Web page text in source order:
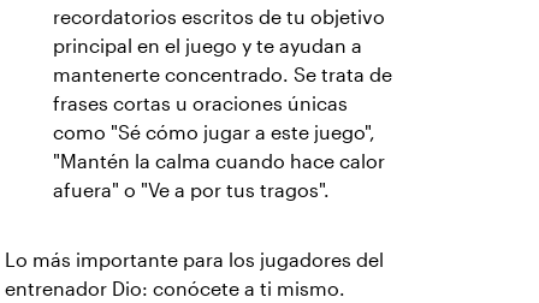
recordatorios escritos de tu objetivo
principal en el juego y te ayudan a
mantenerte concentrado. Se trata de
frases cortas u oraciones únicas
como "Sé cómo jugar a este juego",
"Mantén la calma cuando hace calor
afuera" o "Ve a por tus tragos".
Lo más importante para los jugadores del
entrenador Dio: conócete a ti mismo.